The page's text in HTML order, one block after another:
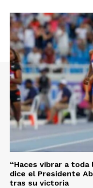
“Haces vibrar a toda
dice el Presidente
tras su victoria